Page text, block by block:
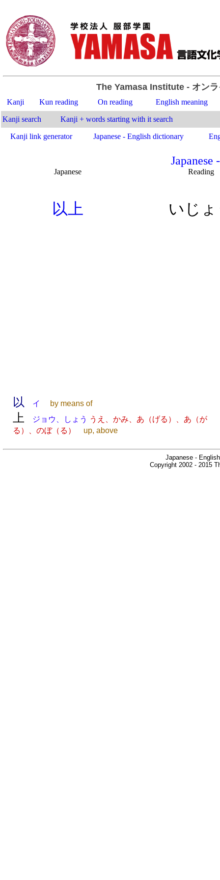
The Yamasa Institute- オンラ
Kanji Kun reading On reading English meaning
Kanji search Kanji + words starting with it search
Kanji link generator Japanese - English dictionary
Japanese Reading
以 上 いじ
以 イ by means of
上 ジョウ、しょう
うえ、かみ、あ（げる）、あ（が
る）、のぼ（る）
up, above
Japanese -
Copyright 2002 - 2015